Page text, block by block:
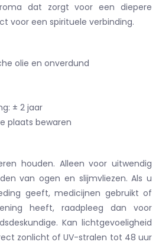
dat zorgt voor een diepere
voor een spirituele verbinding.
olie en onverdund
± 2 jaar
plaats bewaren
houden. Alleen voor uitwendig
van ogen en slijmvliezen. Als u
geeft, medicijnen gebruikt of
heeft, raadpleeg dan voor
Kan lichtgevoeligheid
zonlicht of UV-stralen tot 48 uur